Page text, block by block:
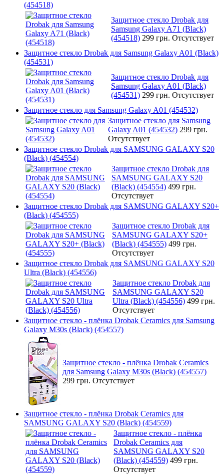
(454518)
Защитное стекло Drobak для
Samsung Galaxy A71 (Black)
(454518) 299 грн. Отсутствует
Защитное стекло Drobak для Samsung Galaxy A01 (Black)
(454531)
Защитное стекло Drobak для
Samsung Galaxy A01 (Black)
(454531) 299 грн. Отсутствует
Защитное стекло для Samsung Galaxy A01 (454532)
Защитное стекло для Samsung
Galaxy A01 (454532) 299 грн.
Отсутствует
Защитное стекло Drobak для SAMSUNG GALAXY S20
(Black) (454554)
Защитное стекло Drobak для
SAMSUNG GALAXY S20
(Black) (454554) 499 грн.
Отсутствует
Защитное стекло Drobak для SAMSUNG GALAXY S20+
(Black) (454555)
Защитное стекло Drobak для
SAMSUNG GALAXY S20+
(Black) (454555) 499 грн.
Отсутствует
Защитное стекло Drobak для SAMSUNG GALAXY S20
Ultra (Black) (454556)
Защитное стекло Drobak для
SAMSUNG GALAXY S20
Ultra (Black) (454556) 499 грн.
Отсутствует
Защитное стекло - плёнка Drobak Ceramics для Samsung
Galaxy M30s (Black) (454557)
Защитное стекло - плёнка Drobak Ceramics
для Samsung Galaxy M30s (Black) (454557)
299 грн. Отсутствует
Защитное стекло - плёнка Drobak Ceramics для
SAMSUNG GALAXY S20 (Black) (454559)
Защитное стекло - плёнка
Drobak Ceramics для
SAMSUNG GALAXY S20
(Black) (454559) 499 грн.
Отсутствует